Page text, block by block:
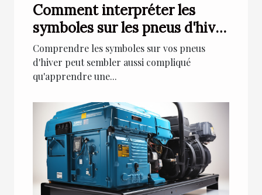
Comment interpréter les
symboles sur les pneus d'hiver
pour une meilleure conduite
sur la neige
Comprendre les symboles sur vos pneus
d'hiver peut sembler aussi compliqué
qu'apprendre une...